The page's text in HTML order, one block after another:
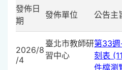
發佈日
期
發佈單位 公告主
2026/8
/4
臺北市教師研
習中心
第33
刻表
件檔瀏